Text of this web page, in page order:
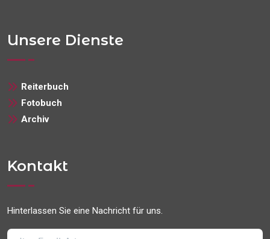
Unsere Dienste
Reiterbuch
Fotobuch
Archiv
Kontakt
Hinterlassen Sie eine Nachricht für uns.